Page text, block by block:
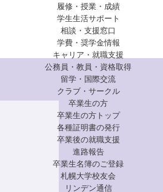
履修・授業・成績
学生生活サポート
相談・支援窓口
学費・奨学金情報
キャリア・就職支援
公務員・教員・資格取得
留学・国際交流
クラブ・サークル
卒業生の方
卒業生の方トップ
各種証明書の発行
卒業後の就職支援
進路報告
卒業生名簿のご登録
札幌大学校友会
リンデン通信